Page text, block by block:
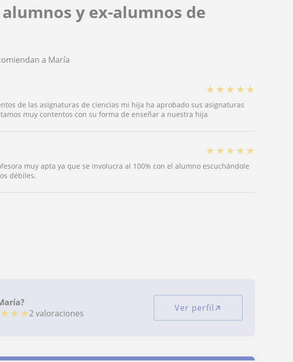
y ex-alumnos de
a María
★ ★ ★ ★ ★
de las asignaturas de ciencias mi hija ha aprobado sus asignaturas
muy contentos con su forma de enseñar a nuestra hija
★ ★ ★ ★ ★
muy apta ya que se involucra al 100% con el alumno escuchándole
débiles.
★ ★ ★2 valoraciones Ver perfil